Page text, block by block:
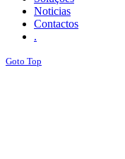
Noticias
Contactos
.
Goto Top